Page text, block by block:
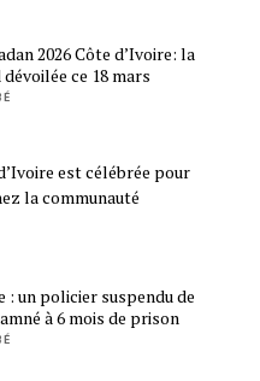
2026 Côte d’Ivoire: la
ce 18 mars
est célébrée pour
la communauté
: un policier suspendu de
à 6 mois de prison